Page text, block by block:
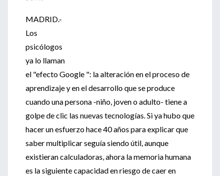
MADRID.-
Los
psicólogos
ya lo llaman
el "efecto Google ": la alteración en el proceso de
aprendizaje y en el desarrollo que se produce
cuando una persona -niño, joven o adulto- tiene a
golpe de clic las nuevas tecnologías. Si ya hubo que
hacer un esfuerzo hace 40 años para explicar que
saber multiplicar seguía siendo útil, aunque
existieran calculadoras, ahora la memoria humana
es la siguiente capacidad en riesgo de caer en